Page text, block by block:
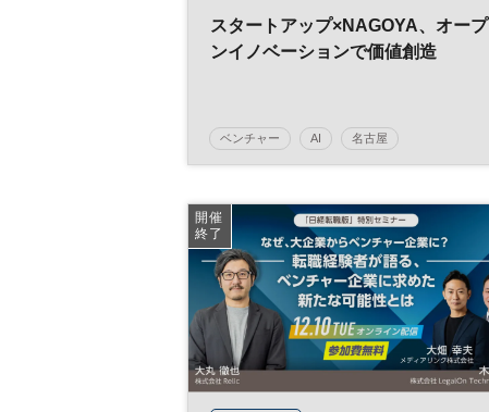
スタートアップ×NAGOYA、オープ
ンイノベーションで価値創造
ベンチャー AI 名古屋
開催
終了